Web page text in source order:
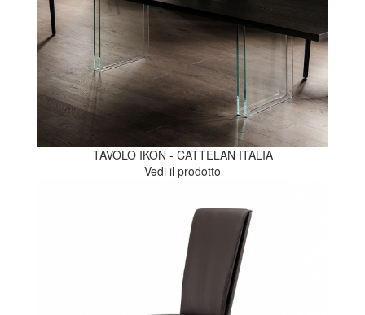
TAVOLO IKON - CATTELAN ITALIA
Vedi il prodotto